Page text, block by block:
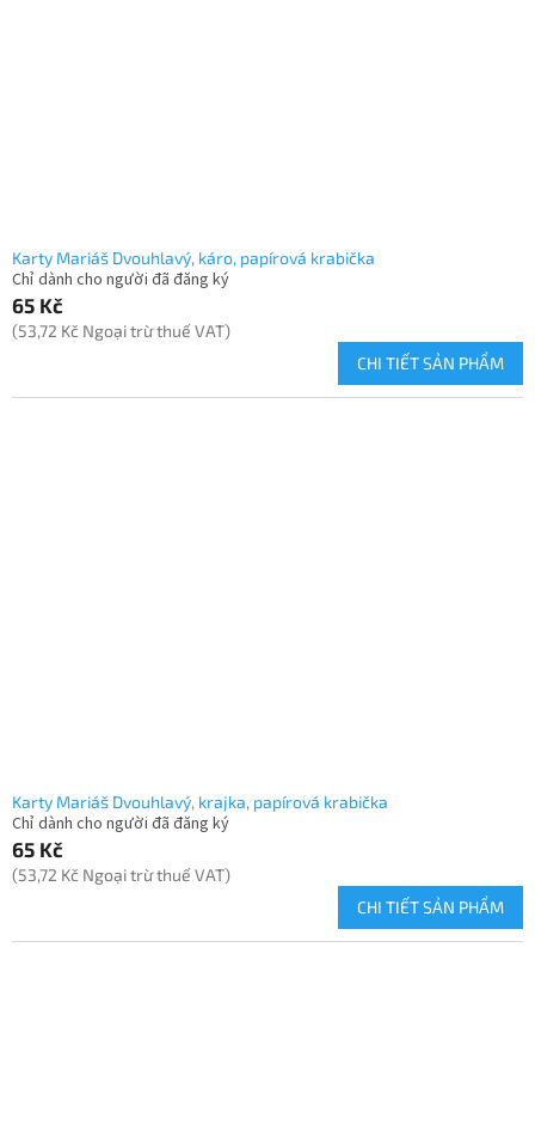
Karty Mariáš Dvouhlavý, káro, papírová krabička
Chỉ dành cho người đã đăng ký
65 Kč
(53,72 Kč Ngoại trừ thuế VAT)
CHI TIẾT SẢN PHẨM
Karty Mariáš Dvouhlavý, krajka, papírová krabička
Chỉ dành cho người đã đăng ký
65 Kč
(53,72 Kč Ngoại trừ thuế VAT)
CHI TIẾT SẢN PHẨM